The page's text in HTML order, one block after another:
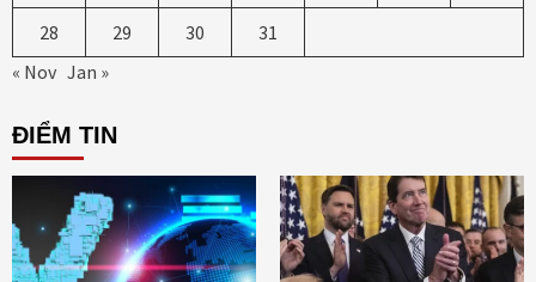
28 29 30
31
« Nov Jan »
ĐIỂM TIN